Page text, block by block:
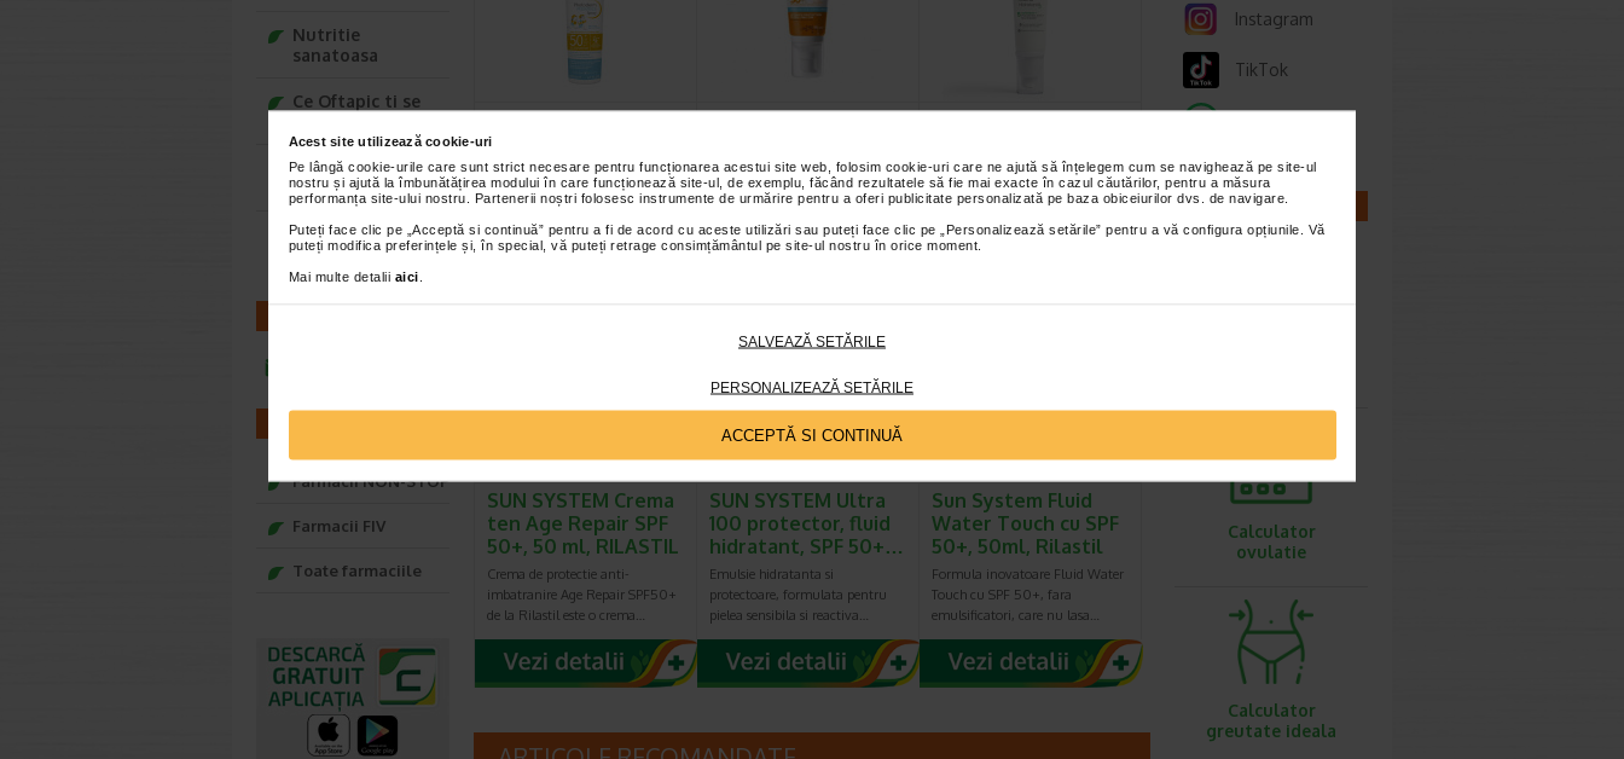
Acest site utilizează cookie-uri
Pe lângă cookie-urile care sunt strict necesare pentru funcționarea acestui site web, folosim cookie-uri care ne ajută să înțelegem cum se navighează pe site-ul
nostru și ajută la îmbunătățirea modului în care funcționează site-ul, de exemplu, făcând rezultatele să fie mai exacte în cazul căutărilor, pentru a măsura
performanța site-ului nostru. Partenerii noștri folosesc instrumente de urmărire pentru a oferi publicitate personalizată pe baza obiceiurilor dvs. de navigare.
Puteți face clic pe „Acceptă si continuă” pentru a fi de acord cu aceste utilizări sau puteți face clic pe „Personalizează setările” pentru a vă configura opțiunile. Vă
puteți modifica preferințele și, în special, vă puteți retrage consimțământul pe site-ul nostru în orice moment.
Mai multe detalii aici
SALVEAZĂ SETĂRILE
PERSONALIZEAZĂ SETĂRILE
ACCEPTĂ SI CONTINUĂ
Photoderm
Pediatrics, SPF50+…
Photoderm Pediatrics Spray
Bioderma in domeniul biologiei…
MUNE Crema…
ANTHELIOS UV MUNE 400
Filtre UVA, protectie solara cu…
30, 50 ml, Face…
Crema hidratanta pentru fata cu
intensa cu protectia solara…
SUN SYSTEM Crema
ten Age Repair SPF
50+, 50 ml, RILASTIL
Crema de protectie anti-
imbatranire Age Repair SPF50+
de la Rilastil este o crema…
Preț redus: 47.45 Lei
SUN SYSTEM Ultra
100 protector, fluid
hidratant, SPF 50+…
Emulsie hidratanta si
protectoare, formulata pentru
pielea sensibila si reactiva…
Sun System Fluid
Water Touch cu SPF
50+, 50ml, Rilastil
Formula inovatoare Fluid Water
Touch cu SPF 50+, fara
emulsificatori, care nu lasa…
Nutritie
sanatoasa
Ce Oftapic ti se
Adora – Adorabili
din prima clipa
Seturi cadou
Baylis&Harding
Farmacii NON-STOP
Farmacii FIV
Toate farmaciile
Instagram
TikTok
CALCULATOARE
Calculator
ovulatie
Calculator
greutate ideala